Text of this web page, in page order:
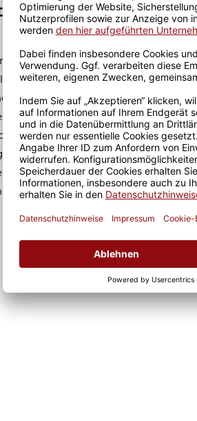
ein richtig cooler
Männer-Berufe - So sieht ein richtig
Geschenkidee, egal zu welchem
Keramik wurden mit viel
Mit viel Erfahrung werden sie
bedruckt. Die Kaffeebecher
Somit ist eine lange Freude
garantiert und der Kaffee am
gleich nochmal so gut.